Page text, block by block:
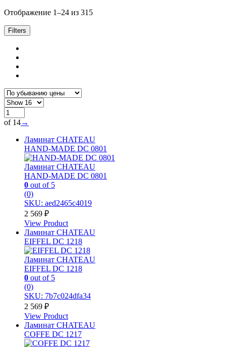
Отображение 1–24 из 315
Filters
of 14→
Ламинат CHATEAU
HAND-MADE DC 0801
Ламинат CHATEAU
HAND-MADE DC 0801
0 out of 5
(0)
SKU: aed2465c4019
2 569 ₽
View Product
Ламинат CHATEAU
EIFFEL DC 1218
Ламинат CHATEAU
EIFFEL DC 1218
0 out of 5
(0)
SKU: 7b7c024dfa34
2 569 ₽
View Product
Ламинат CHATEAU
COFFE DC 1217